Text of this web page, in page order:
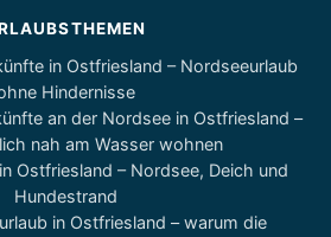
in Ostfriesland – Nordseeurlaub
Hindernisse
an der Nordsee in Ostfriesland –
nah am Wasser wohnen
Ostfriesland – Nordsee, Deich und
Hundestrand
in Ostfriesland – warum die